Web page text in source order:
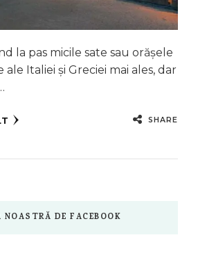
la pas micile sate sau orășele
ale Italiei și Greciei mai ales, dar
SHARE
NOASTRĂ DE FACEBOOK